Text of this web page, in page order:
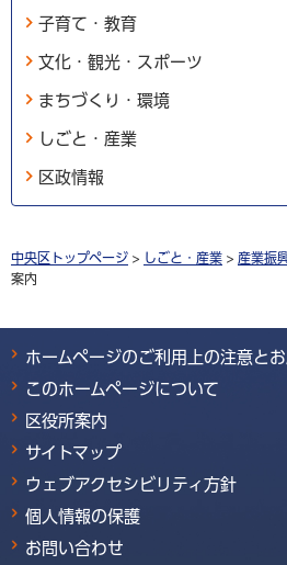
子育て・教育
文化・観光・スポーツ
まちづくり・環境
しごと・産業
区政情報
中央区トップページ > しごと・産業 > 産業振
案内
ホームページのご利用上の注意と
このホームページについて
区役所案内
サイトマップ
ウェブアクセシビリティ方針
個人情報の保護
お問い合わせ